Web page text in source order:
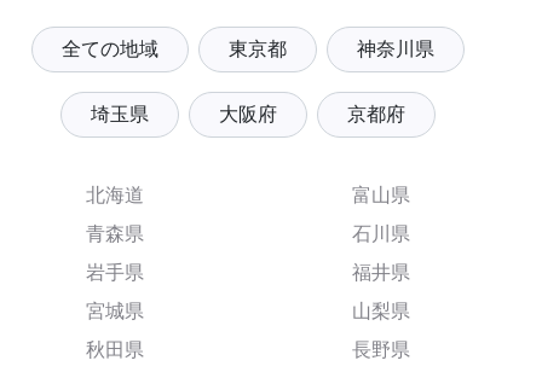
全ての地域 東京都 神奈川県
埼玉県 大阪府 京都府
北海道
青森県
岩手県
宮城県
秋田県
富山県
石川県
福井県
山梨県
長野県